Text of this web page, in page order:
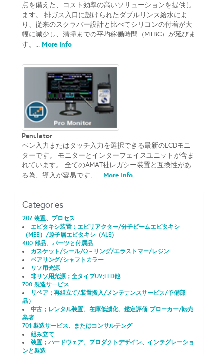
点を備えた、コスト効率の高いソリューションを提供し
ます。 排ガス入口に設けられたダブルリンス給水によ
り、従来のスクラバー設計と比べてシリコンの付着が大
幅に減少し、清掃までの平均稼働時間（MTBC）が延びま
す。... More Info
Penulator
ペン入力またはタッチ入力を選択できる最新のLCDモニ
ターです。 モニターとインターフェイスユニットが含ま
れています。 全てのAMAT社レガシー装置と互換性があ
る為、導入が容易です。... More Info
Categories
207 装置、プロセス
エピタキシ装置：エピリアクター/分子ビームエピタキシ
（MBE）/原子層エピタキシ（ALE）
400 部品、パーツと付属品
ガスケット/シール/O－リング/エラストマー/レジン
ベアリング/シャフトカラー
リソ用光源
非リソ用光源；全タイプUV;LED他
700 製造サービス
リペア；再組立て/装置搬入/メンテナンスサービス/予備部
品）
中古；レンタル装置、在庫低減化、鑑定評価-ブローカー/転売
業者
701 製造サービス、またはコンサルテング
組み立て
装置；ハードウェア、プロダクトデザイン、インテグレーショ
ンと製造